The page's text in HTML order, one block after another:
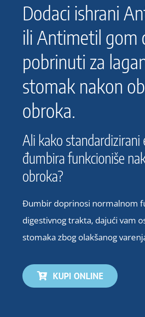
Dodaci ishrani
ili Antimetil gom
pobrinuti za
stomak nakon
obroka.
Ali kako
đumbira funkcioniše
obroka?
Đumbir doprinosi normalnom
digestivnog trakta, dajući vam
stomaka zbog olakšanog
KUPI ONLINE